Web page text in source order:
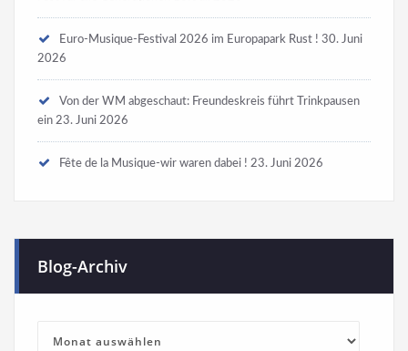
Euro-Musique-Festival 2026 im Europapark Rust ! 30. Juni
2026
Von der WM abgeschaut: Freundeskreis führt Trinkpausen
ein 23. Juni 2026
Fête de la Musique-wir waren dabei ! 23. Juni 2026
Blog-Archiv
Archiv